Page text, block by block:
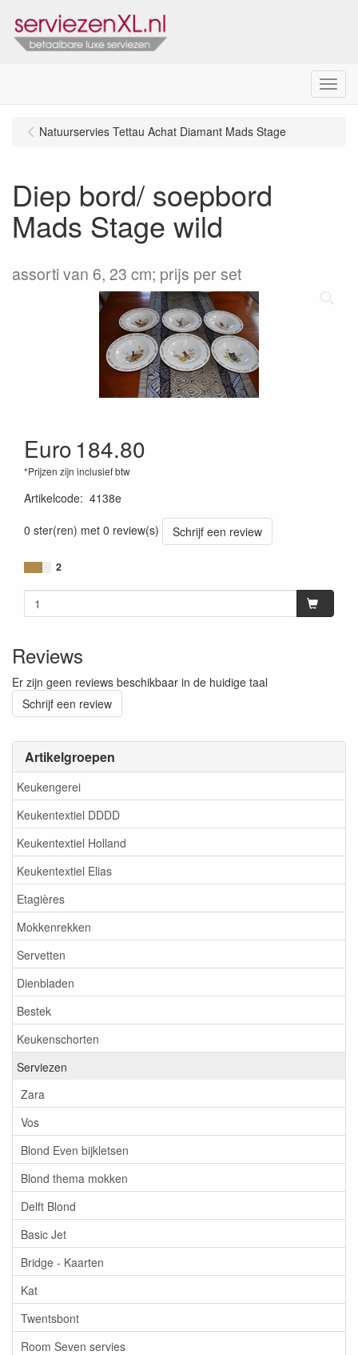
Menu
Artikelgroepen
Keukengerei
Keukentextiel DDDD
Keukentextiel Holland
Keukentextiel Elias
Etagières
Mokkenrekken
Servetten
Dienbladen
Bestek
Keukenschorten
Serviezen
Zara
Vos
Blond Even bijkletsen
Blond thema mokken
Delft Blond
Basic Jet
Bridge - Kaarten
Kat
Twentsbont
Room Seven servies
Natuurservies Tettau Achat Diamant Mads Stage
Diep bord/ soepbord
Mads Stage wild
assorti van 6, 23 cm; prijs per set
Euro184.80
*Prijzen zijn inclusief btw
Artikelcode: 4138e
0 ster(ren) met 0 review(s)
Schrijf een review
2
Reviews
Er zijn geen reviews beschikbaar in de huidige taal
Schrijf een review